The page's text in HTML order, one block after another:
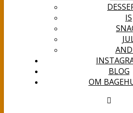
IS
BLOG
OM